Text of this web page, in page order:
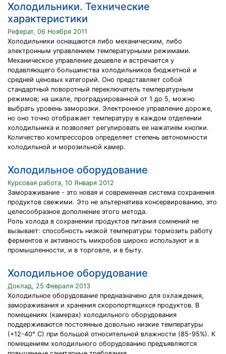
Холодильники. Технические
характеристики
Реферат, 06 Ноября 2011
Холодильники оснащаются либо механическим, либо
электронным управлением температурными режимами.
Механическое управление дешевле и встречается у
подавляющего большинства холодильников бюджетной и
средней ценовых категорий. Оно представляет собой
стандартный поворотный переключатель температурным
режимов; на шкале, проградуированной от 1 до 5, можно
выбрать уровень заморозки. Электронное управление дороже,
но оно точно отображает температуру в каждом отделении
холодильника и позволяет регулировать ее нажатием кнопки.
Количество компрессоров определяет степень автономности
холодильной и морозильной камер.
Холодильное оборудование
Курсовая работа, 10 Января 2012
Замораживание - это новая и современная система сохранения
продуктов свежими. Это не альтернатива консервированию, это
целесообразное дополнение этого метода.
Роль холода в сохранении продуктов питания сомнений не
вызывает: способность низкой температуры тормозить работу
ферментов и активность микробов широко используют и в
промышленности, и в торговле, и в быту.
Холодильное оборудование
Доклад, 25 Февраля 2013
Холодильное оборудование предназначено для охлаждения,
замораживания и хранения скоропортящихся продуктов. В
помещениях (камерах) холодильного оборудования
поддерживаются постоянные довольно низкие температуры
(+12-40° С) при большой относительной влажности (85-95%). К
помещениям холодильного оборудованию предъявляются